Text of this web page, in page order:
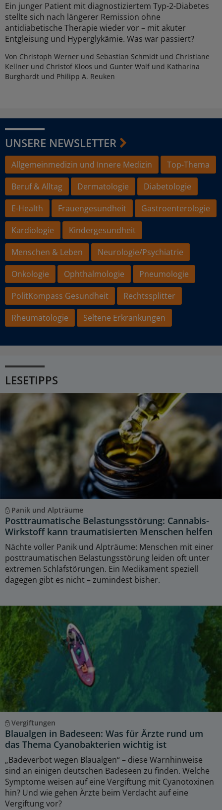
Ein junger Patient mit diagnostiziertem Typ-2-Diabetes
stellte sich nach längerer Remission ohne
antidiabetische Therapie wieder vor – mit akuter
Entgleisung und Hyperglykämie. Was war passiert?
Von Christoph Werner und Sebastian Schmidt und Christiane
Kellner und Christof Kloos und Gunter Wolf und Katharina
Burghardt und Philipp A. Reuken
UNSERE NEWSLETTER
Allgemeinmedizin und Innere Medizin
Top-Thema
Beruf & Alltag
Dermatologie
Diabetologie
E-Health
Frauengesundheit
Gastroenterologie
Kardiologie
Kindergesundheit
Menschen & Leben
Neurologie/Psychiatrie
Onkologie
Ophthalmologie
Pneumologie
PolitKompass Gesundheit
Rechtssplitter
Rheumatologie
Seltene Erkrankungen
LESETIPPS
Panik und Alpträume
Posttraumatische Belastungsstörung: Cannabis-
Wirkstoff kann traumatisierten Menschen helfen
Nächte voller Panik und Alpträume: Menschen mit einer
posttraumatischen Belastungsstörung leiden oft unter
extremen Schlafstörungen. Ein Medikament speziell
dagegen gibt es nicht – zumindest bisher.
Vergiftungen
Blaualgen in Badeseen: Was für Ärzte rund um
das Thema Cyanobakterien wichtig ist
„Badeverbot wegen Blaualgen“ – diese Warnhinweise
sind an einigen deutschen Badeseen zu finden. Welche
Symptome weisen auf eine Vergiftung mit Cyanotoxinen
hin? Und wie gehen Ärzte beim Verdacht auf eine
Vergiftung vor?